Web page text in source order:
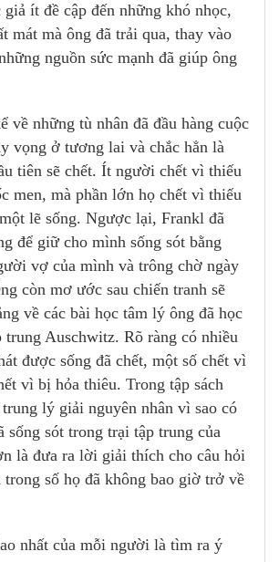
ít đề cập đến những khó nhọc,
mát mà ông đã trải qua, thay vào
nguồn sức mạnh đã giúp ông
về những tù nhân đã đầu hàng cuộc
vọng ở tương lai và chắc hẳn là
tiên sẽ chết. Ít người chết vì thiếu
men, mà phần lớn họ chết vì thiếu
lẽ sống. Ngược lại, Frankl đã
để giữ cho mình sống sót bằng
vợ của mình và trông chờ ngày
còn mơ ước sau chiến tranh sẽ
về các bài học tâm lý ông đã học
Auschwitz. Rõ ràng có nhiều
được sống đã chết, một số chết vì
vì bị hỏa thiêu. Trong tập sách
lý giải nguyên nhân vì sao có
sống sót trong trại tập trung của
là đưa ra lời giải thích cho câu hỏi
số họ đã không bao giờ trở về
nhất của mỗi người là tìm ra ý